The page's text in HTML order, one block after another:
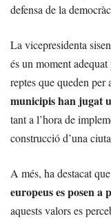
defensa de la
La vicepresidenta
és un moment
reptes que queden
municipis han jugat
tant a l’hora de
construcció d’una
A més, ha destacat que
europeus es posen
aquests valors es